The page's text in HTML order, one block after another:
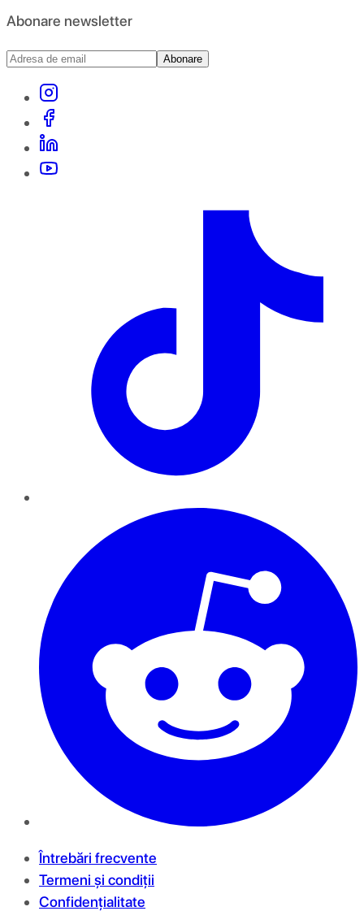
Abonare newsletter
Abonare
Întrebări frecvente
Termeni și condiții
Confidențialitate